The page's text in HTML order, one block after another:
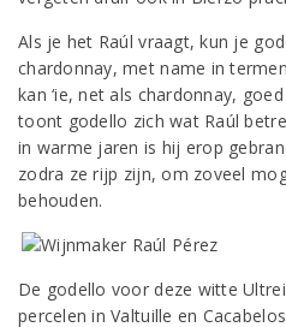
Als je het Raúl vraagt, kun je
chardonnay, met name in
kan ‘ie, net als chardonnay,
toont godello zich wat Raúl
in warme jaren is hij erop
zodra ze rijp zijn, om zoveel
behouden.
De godello voor deze witte
percelen in Valtuille en